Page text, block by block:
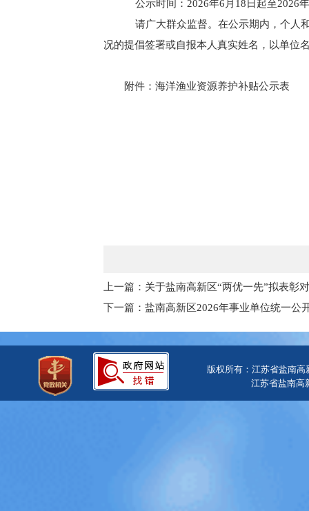
公示时间：2026年6月18日起至2026
请广大群众监督。在公示期内，个人
况的提倡签署或自报本人真实姓名，以单
附件： 海洋渔业资源养护补贴公示表
上一篇：关于盐南高新区“两优一先”拟表彰
下一篇：盐南高新区2026年事业单位统一公
版权所有：江苏省盐南
江苏省盐南